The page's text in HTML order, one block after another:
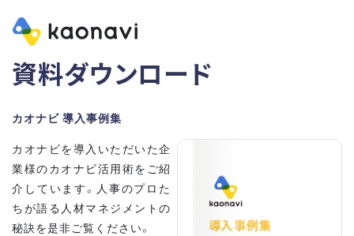
資料ダウンロード
カオナビ 導入事例集
カオナビを導入いただいた企
業様のカオナビ活用術をご紹
介しています。人事のプロた
ちが語る人材マネジメントの
秘訣を是非ご覧ください。